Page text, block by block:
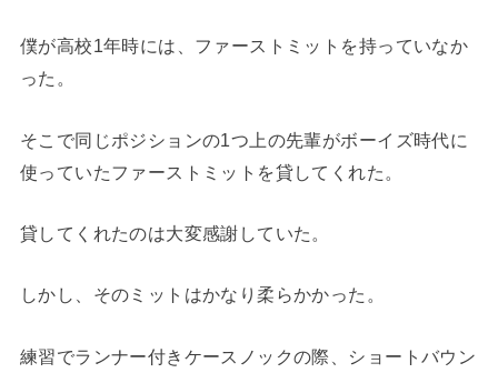
僕が高校1年時には、ファーストミットを持っていなか
った。
そこで同じポジションの1つ上の先輩がボーイズ時代に
使っていたファーストミットを貸してくれた。
貸してくれたのは大変感謝していた。
しかし、そのミットはかなり柔らかかった。
練習でランナー付きケースノックの際、ショートバウン